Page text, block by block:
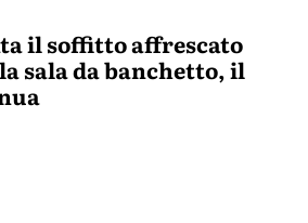
il soffitto affrescato
sala da banchetto, il